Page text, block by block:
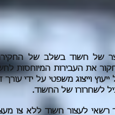
של חשוד בשלב של
את העבירות המיוחסות
וייצוג משפטי על ידי
לשחרורו של החשוד.